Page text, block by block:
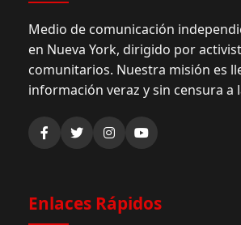
Medio de comunicación
en Nueva York, dirigido por
comunitarios. Nuestra misión es
información veraz y sin censura a
Enlaces Rápidos